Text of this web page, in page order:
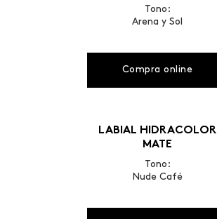
Tono:
Arena y Sol
Compra online
LABIAL HIDRACOLOR
MATE
Tono:
Nude Café